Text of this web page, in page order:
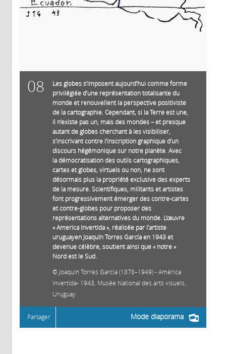
08
Les globes s’imposent aujourd’hui comme forme
privilégiée d’une représentation totalisante du
monde et renouvellent la perspective positiviste
de la cartographie. Cependant, si la Terre est une,
il n’existe pas un, mais des mondes – et presque
autant de globes cherchant à les visibiliser,
s’inscrivant contre l’inscription graphique d’un
discours hégémonique sur notre planète. Avec
la démocratisation des outils cartographiques,
cartes et globes, virtuels ou non, ne sont
désormais plus la propriété exclusive des experts
de la mesure. Scientifiques, militants et artistes
font progressivement émerger des contre-cartes
et contre-globes pour proposer des
représentations alternatives du monde. L’œuvre
« America Invertida », réalisée par l’artiste
uruguayen Joaquín Torres García en 1943 et
devenue célèbre, soutient ainsi que « notre »
Nord est le Sud.
Joaquín Torres García (1878–1949) - América
Invertida- 1943, Musée National des arts visuels,
Uruguay
Mode diaporama
Partager